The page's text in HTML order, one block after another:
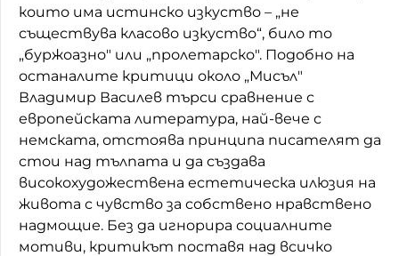
които има истинско изкуство – „не
съществува класово изкуство“, било то
„буржоазно" или „пролетарско". Подобно на
останалите критици около „Мисъл"
Владимир Василев търси сравнение с
европейската литература, най-вече с
немската, отстоява принципа писателят да
стои над тълпата и да създава
високохудожествена естетическа илюзия на
живота с чувство за собствено нравствено
надмощие. Без да игнорира социалните
мотиви, критикът поставя над всичко